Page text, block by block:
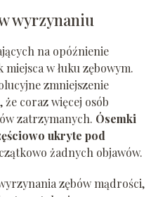
wyrzynaniu
na opóźnienie
w łuku zębowym.
zmniejszenie
coraz więcej osób
zatrzymanych. Ósemki
ukryte pod
żadnych objawów.
zębów mądrości,